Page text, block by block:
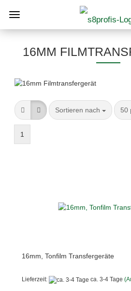
16MM
Sortieren nach
Sortieren nach 50
1
16mm, Tonfilm Transfergeräte
Lieferzeit: ca. 3-4 Tage